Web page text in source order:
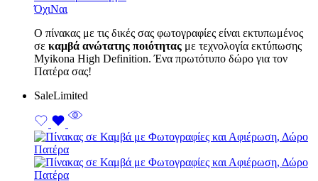
ΌχιΝαι
Ο πίνακας με τις δικές σας φωτογραφίες είναι εκτυπωμένος
σε καμβά ανώτατης ποιότητας με τεχνολογία εκτύπωσης
Myikona High Definition. Ένα πρωτότυπο δώρο για τον
Πατέρα σας!
SaleLimited